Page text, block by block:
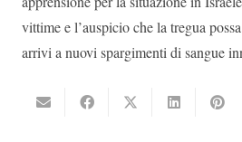
vittime e l’auspicio che la tregua
arrivi a nuovi spargimenti di sangue